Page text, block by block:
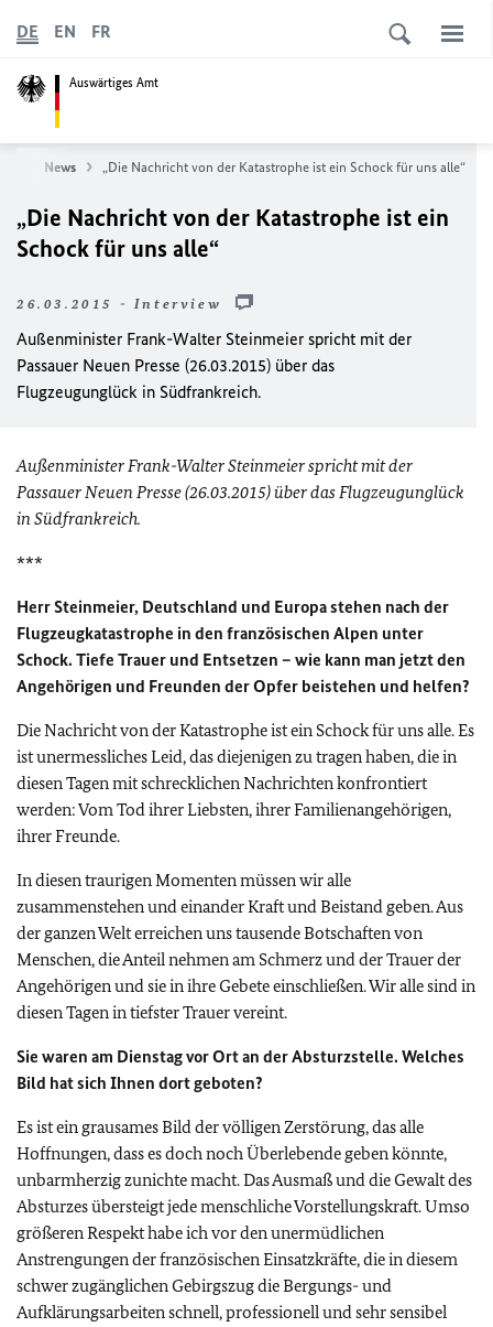
Auswärtiges Amt
DE EN FR
News „Die Nachricht von der Katastrophe ist ein Schock für uns alle“
„Die Nachricht von der Katastrophe ist ein
Schock für uns alle“
26.03.2015 - Interview
Außenminister Frank-Walter Steinmeier spricht mit der
Passauer Neuen Presse (26.03.2015) über das
Flugzeugunglück in Südfrankreich.
Außenminister Frank-Walter Steinmeier spricht mit der
Passauer Neuen Presse (26.03.2015) über das Flugzeugunglück
in Südfrankreich.
***
Herr Steinmeier, Deutschland und Europa stehen nach der
Flugzeugkatastrophe in den französischen Alpen unter
Schock. Tiefe Trauer und Entsetzen – wie kann man jetzt den
Angehörigen und Freunden der Opfer beistehen und helfen?
Die Nachricht von der Katastrophe ist ein Schock für uns alle. Es
ist unermessliches Leid, das diejenigen zu tragen haben, die in
diesen Tagen mit schrecklichen Nachrichten konfrontiert
werden: Vom Tod ihrer Liebsten, ihrer Familienangehörigen,
ihrer Freunde.
In diesen traurigen Momenten müssen wir alle
zusammenstehen und einander Kraft und Beistand geben. Aus
der ganzen Welt erreichen uns tausende Botschaften von
Menschen, die Anteil nehmen am Schmerz und der Trauer der
Angehörigen und sie in ihre Gebete einschließen. Wir alle sind in
diesen Tagen in tiefster Trauer vereint.
Sie waren am Dienstag vor Ort an der Absturzstelle. Welches
Bild hat sich Ihnen dort geboten?
Es ist ein grausames Bild der völligen Zerstörung, das alle
Hoffnungen, dass es doch noch Überlebende geben könnte,
unbarmherzig zunichte macht. Das Ausmaß und die Gewalt des
Absturzes übersteigt jede menschliche Vorstellungskraft. Umso
größeren Respekt habe ich vor den unermüdlichen
Anstrengungen der französischen Einsatzkräfte, die in diesem
schwer zugänglichen Gebirgszug die Bergungs- und
Aufklärungsarbeiten schnell, professionell und sehr sensibel